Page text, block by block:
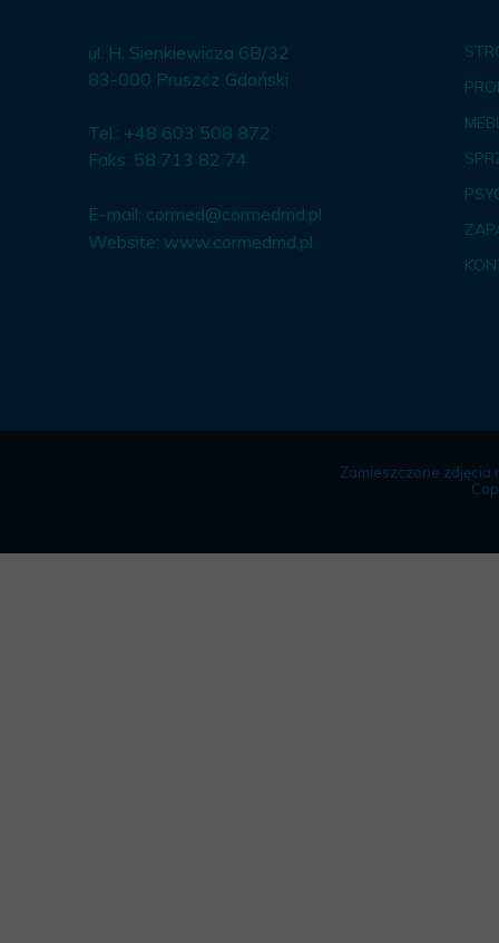
ul. H. Sienkiewicza 6B/32
83-000 Pruszcz Gdański
Tel.: +48 603 508 872
Faks: 58 713 82 74
E-mail: cormed@cormedmd.pl
Website: www.cormedmd.pl
Zamieszczone